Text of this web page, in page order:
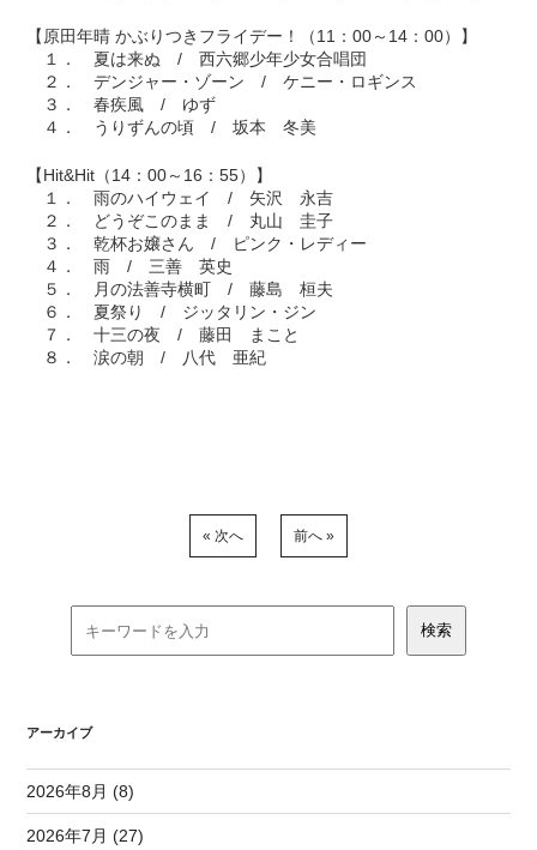
【原田年晴 かぶりつきフライデー！（11：00～14：00）】
１． 夏は来ぬ / 西六郷少年少女合唱団
２． デンジャー・ゾーン / ケニー・ロギンス
３． 春疾風 / ゆず
４． うりずんの頃 / 坂本 冬美
【Hit&Hit（14：00～16：55）】
１． 雨のハイウェイ / 矢沢 永吉
２． どうぞこのまま / 丸山 圭子
３． 乾杯お嬢さん / ピンク・レディー
４． 雨 / 三善 英史
５． 月の法善寺横町 / 藤島 桓夫
６． 夏祭り / ジッタリン・ジン
７． 十三の夜 / 藤田 まこと
８． 涙の朝 / 八代 亜紀
« 次へ 前へ »
アーカイブ
2026年8月 (8)
2026年7月 (27)